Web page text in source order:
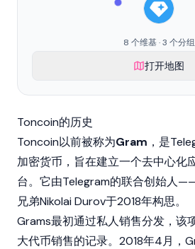
8 个维基 · 3 个分组
打开地图
Toncoin的历史
Toncoin以前被称为Gram ，是
加密货币 ，旨在建立一个去中心化
台。它由Telegram的联合创始人
兄弟Nikolai Durov于2018年构思。
Grams最初通过私人销售分发，该
大代币销售的记录。2018年4月，